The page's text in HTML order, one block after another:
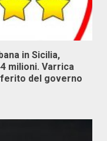
in Sicilia,
milioni. Varrica
del governo